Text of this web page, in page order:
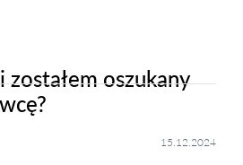
oszukany
15.12.2024